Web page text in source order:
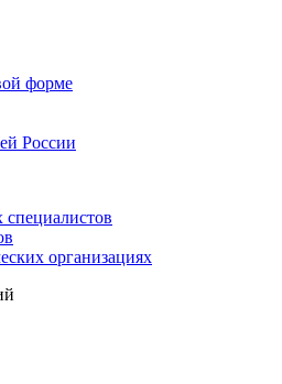
форме
России
организациях